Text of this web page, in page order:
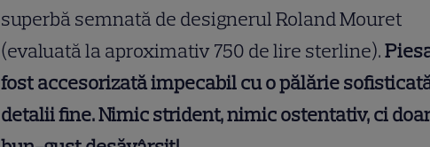
superbă semnată de designerul Roland Mouret
(evaluată la aproximativ 750 de lire sterline).
fost accesorizată impecabil cu o pălărie
detalii fine. Nimic strident, nimic ostentativ, ci